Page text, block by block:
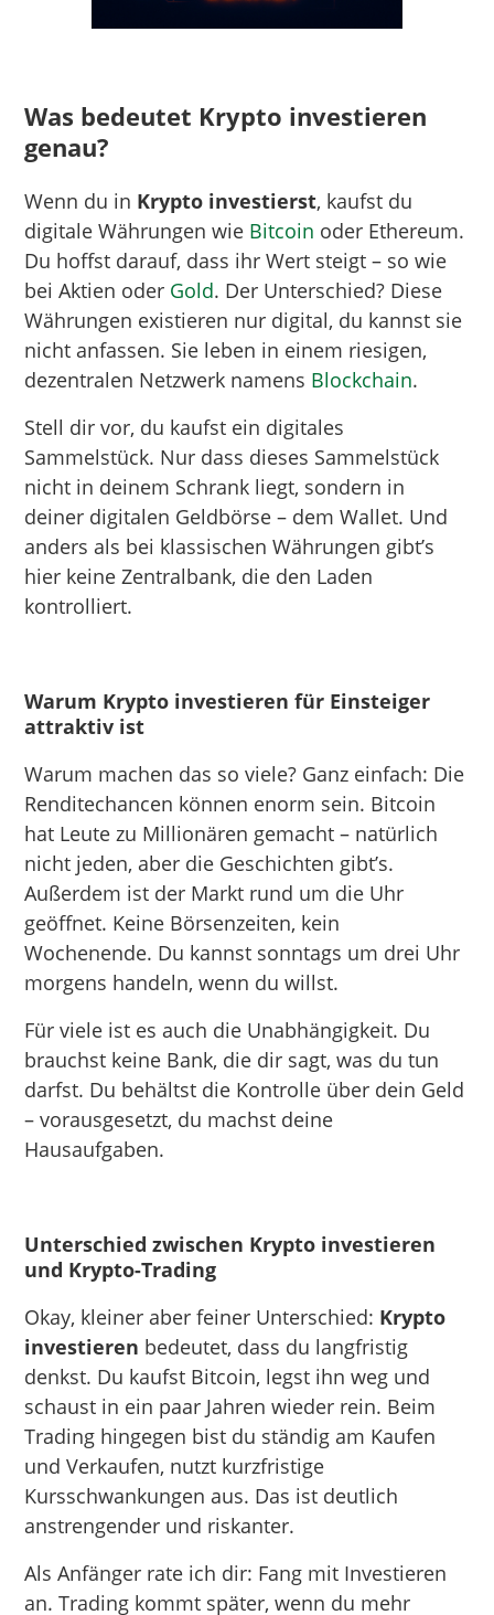
Was bedeutet Krypto investieren
genau?
Wenn du in Krypto investierst, kaufst du
digitale Währungen wie Bitcoin oder Ethereum.
Du hoffst darauf, dass ihr Wert steigt – so wie
bei Aktien oder Gold. Der Unterschied? Diese
Währungen existieren nur digital, du kannst sie
nicht anfassen. Sie leben in einem riesigen,
dezentralen Netzwerk namens Blockchain.
Stell dir vor, du kaufst ein digitales
Sammelstück. Nur dass dieses Sammelstück
nicht in deinem Schrank liegt, sondern in
deiner digitalen Geldbörse – dem Wallet. Und
anders als bei klassischen Währungen gibt’s
hier keine Zentralbank, die den Laden
kontrolliert.
Warum Krypto investieren für Einsteiger
attraktiv ist
Warum machen das so viele? Ganz einfach: Die
Renditechancen können enorm sein. Bitcoin
hat Leute zu Millionären gemacht – natürlich
nicht jeden, aber die Geschichten gibt’s.
Außerdem ist der Markt rund um die Uhr
geöffnet. Keine Börsenzeiten, kein
Wochenende. Du kannst sonntags um drei Uhr
morgens handeln, wenn du willst.
Für viele ist es auch die Unabhängigkeit. Du
brauchst keine Bank, die dir sagt, was du tun
darfst. Du behältst die Kontrolle über dein Geld
– vorausgesetzt, du machst deine
Hausaufgaben.
Unterschied zwischen Krypto investieren
und Krypto-Trading
Okay, kleiner aber feiner Unterschied: Krypto
investieren bedeutet, dass du langfristig
denkst. Du kaufst Bitcoin, legst ihn weg und
schaust in ein paar Jahren wieder rein. Beim
Trading hingegen bist du ständig am Kaufen
und Verkaufen, nutzt kurzfristige
Kursschwankungen aus. Das ist deutlich
anstrengender und riskanter.
Als Anfänger rate ich dir: Fang mit Investieren
an. Trading kommt später, wenn du mehr